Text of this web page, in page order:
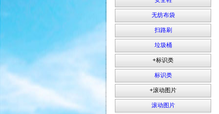
无纺布袋
扫路刷
垃圾桶
+标识类
标识类
+滚动图片
滚动图片